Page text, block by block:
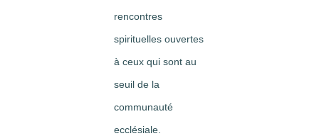
rencontres
spirituelles ouvertes
à ceux qui sont au
seuil de la
communauté
ecclésiale.